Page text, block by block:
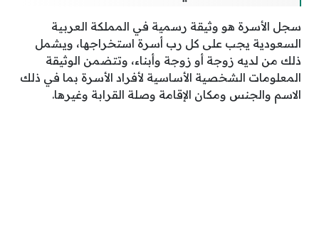
سجل الأسرة هو وثيقة رسمية في المملكة العربية
السعودية يجب على كل رب أسرة استخراجها، ويشمل
ذلك من لديه زوجة أو زوجة وأبناء، وتتضمن الوثيقة
المعلومات الشخصية الأساسية لأفراد الأسرة بما في ذلك
الاسم والجنس ومكان الإقامة وصلة القرابة وغيرها.